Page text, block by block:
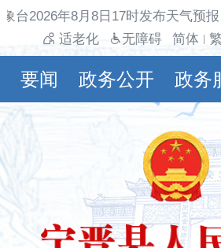
台2026年8月8日17时发布天气预
适老化
无障碍 简体
要闻 政务公开 政务